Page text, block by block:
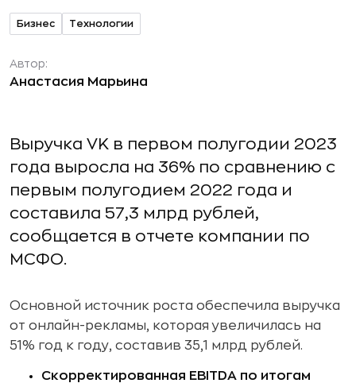
Бизнес Технологии
Автор:
Анастасия Марьина
Выручка VK в первом полугодии 2023
года выросла на 36% по сравнению с
первым полугодием 2022 года и
составила 57,3 млрд рублей,
сообщается в отчете компании по
МСФО.
Основной источник роста обеспечила выручка
от онлайн-рекламы, которая увеличилась на
51% год к году, составив 35,1 млрд рублей.
Скорректированная EBITDA по итогам